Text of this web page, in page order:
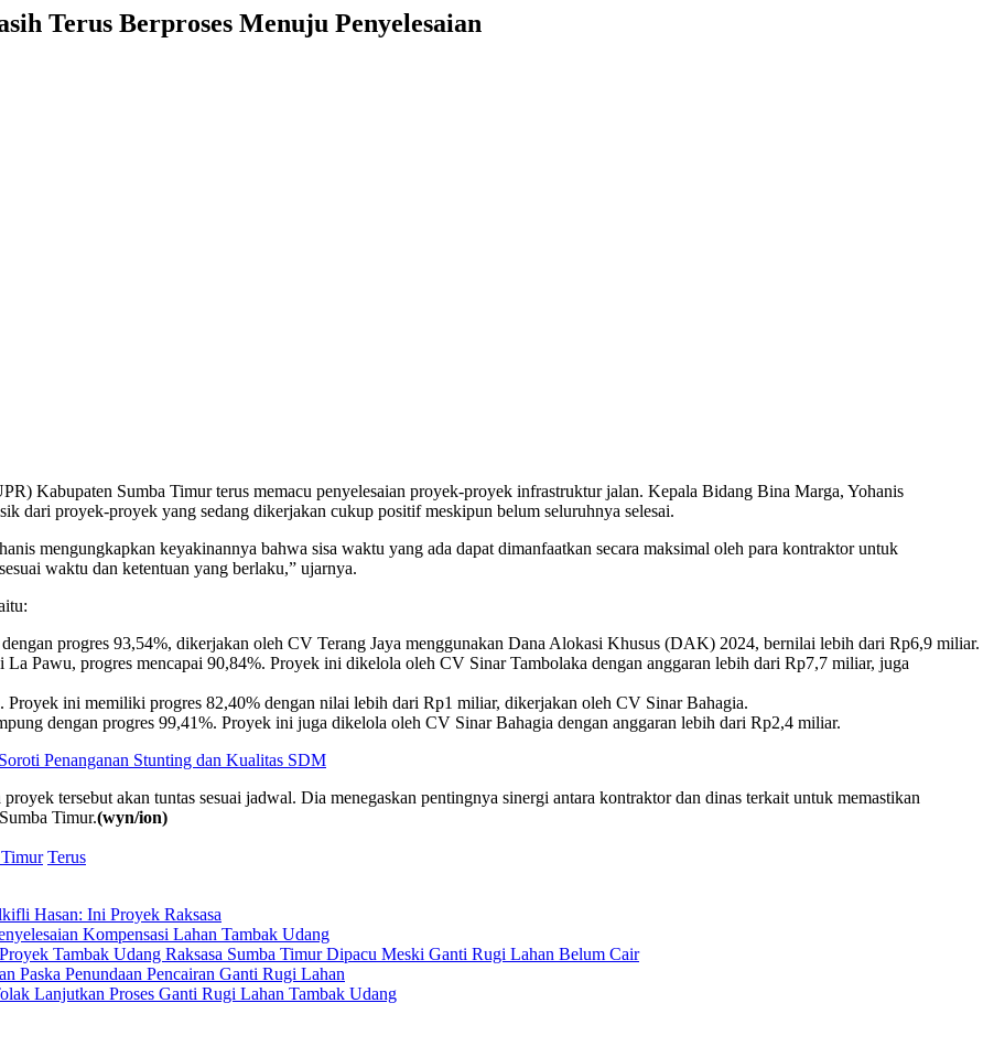
Terus Berproses Menuju Penyelesaian
Kabupaten Sumba Timur terus memacu penyelesaian proyek-proyek infrastruktur jalan. Kepala Bidang Bina Marga, Yohanis
dari proyek-proyek yang sedang dikerjakan cukup positif meskipun belum seluruhnya selesai.
mengungkapkan keyakinannya bahwa sisa waktu yang ada dapat dimanfaatkan secara maksimal oleh para kontraktor untuk
waktu dan ketentuan yang berlaku,” ujarnya.
progres 93,54%, dikerjakan oleh CV Terang Jaya menggunakan Dana Alokasi Khusus (DAK) 2024, bernilai lebih dari Rp6,9 miliar.
Pawu, progres mencapai 90,84%. Proyek ini dikelola oleh CV Sinar Tambolaka dengan anggaran lebih dari Rp7,7 miliar, juga
ini memiliki progres 82,40% dengan nilai lebih dari Rp1 miliar, dikerjakan oleh CV Sinar Bahagia.
dengan progres 99,41%. Proyek ini juga dikelola oleh CV Sinar Bahagia dengan anggaran lebih dari Rp2,4 miliar.
Penanganan Stunting dan Kualitas SDM
tersebut akan tuntas sesuai jadwal. Dia menegaskan pentingnya sinergi antara kontraktor dan dinas terkait untuk memastikan
Timur.(wyn/ion)
Terus
Hasan: Ini Proyek Raksasa
Kompensasi Lahan Tambak Udang
Tambak Udang Raksasa Sumba Timur Dipacu Meski Ganti Rugi Lahan Belum Cair
Paska Penundaan Pencairan Ganti Rugi Lahan
Lanjutkan Proses Ganti Rugi Lahan Tambak Udang